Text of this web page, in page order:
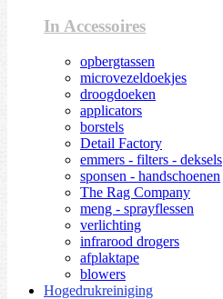
In Accessoires
opbergtassen
microvezeldoekjes
droogdoeken
applicators
borstels
Detail Factory
emmers - filters - deksels
sponsen - handschoenen
The Rag Company
meng - sprayflessen
verlichting
infrarood drogers
afplaktape
blowers
Hogedrukreiniging